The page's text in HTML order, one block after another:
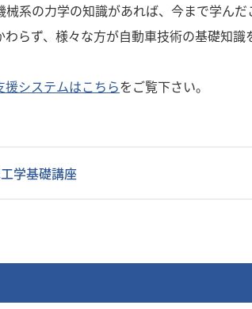
系の力学の知識があれば、今まで学んだ
らず、様々な方が自動車技術の基礎知識
システムはこちらをご覧下さい。
学基礎講座